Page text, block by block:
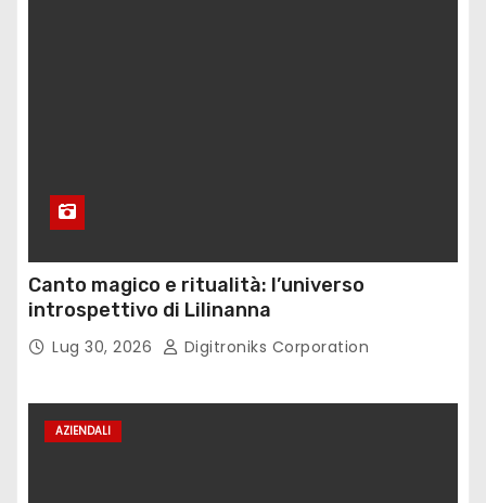
Canto magico e ritualità: l’universo
introspettivo di Lilinanna
Lug 30, 2026 Digitroniks Corporation
AZIENDALI